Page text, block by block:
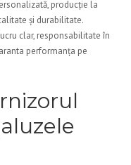
producție la
și durabilitate.
clar, responsabilitate în
performanța pe